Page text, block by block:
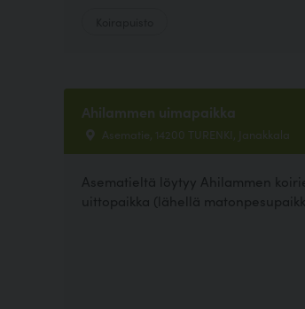
Ahilammen uimapaikka
Asematie, 14200 TURENKI, Janakkala
Asematieltä löytyy Ahilammen
uittopaikka (lähellä